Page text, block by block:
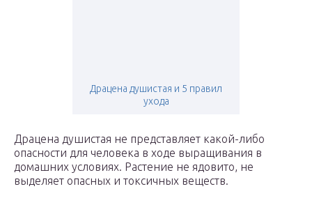
Драцена душистая и 5 правил
ухода
Драцена душистая не представляет какой-либо
опасности для человека в ходе выращивания в
домашних условиях. Растение не ядовито, не
выделяет опасных и токсичных веществ.